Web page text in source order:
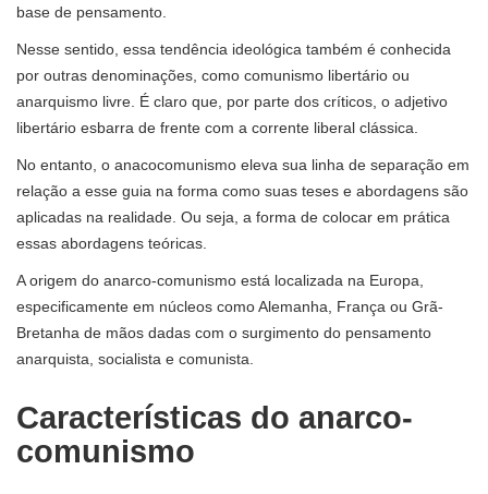
base de pensamento.
Nesse sentido, essa tendência ideológica também é conhecida
por outras denominações, como comunismo libertário ou
anarquismo livre. É claro que, por parte dos críticos, o adjetivo
libertário esbarra de frente com a corrente liberal clássica.
No entanto, o anacocomunismo eleva sua linha de separação em
relação a esse guia na forma como suas teses e abordagens são
aplicadas na realidade. Ou seja, a forma de colocar em prática
essas abordagens teóricas.
A origem do anarco-comunismo está localizada na Europa,
especificamente em núcleos como Alemanha, França ou Grã-
Bretanha de mãos dadas com o surgimento do pensamento
anarquista, socialista e comunista.
Características do anarco-
comunismo